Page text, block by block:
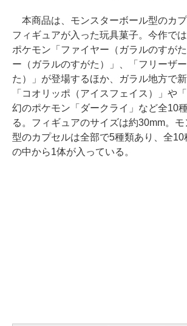
本商品は、モンスターボール型のカ
フィギュアが入った玩具菓子。今作で
ポケモン「ファイヤー（ガラルのすが
ー（ガラルのすがた）」、「フリーザ
た）」が登場するほか、ガラル地方で
「コオリッポ（アイスフェイス）」や
幻のポケモン「ダークライ」など全10
る。フィギュアのサイズは約30mm。
型のカプセルは全部で5種類あり、全10
の中から1体が入っている。